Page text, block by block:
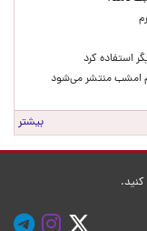
استفاده کرد
امشب منتشر می‌شود
بیشتر
کنید.